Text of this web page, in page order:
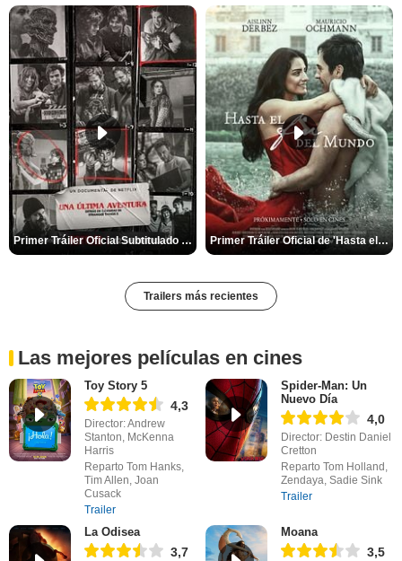
Primer Tráiler Oficial Subtitulado de 'Una última aventura: Detrás de cámaras de Stranger Things 5' Primer Tráiler Oficial de 'Hasta el fin del mundo'
Trailers más recientes
Las mejores películas en cines
Toy Story 5
4,3
Director: Andrew
Stanton, McKenna
Harris
Reparto Tom Hanks,
Tim Allen, Joan
Cusack
Trailer
Spider-Man: Un
Nuevo Día
4,0
Director: Destin Daniel
Cretton
Reparto Tom Holland,
Zendaya, Sadie Sink
Trailer
La Odisea
3,7
Moana
3,5